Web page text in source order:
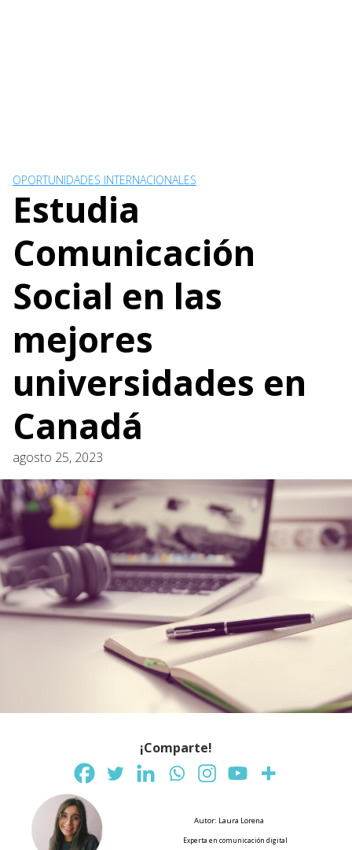
OPORTUNIDADES INTERNACIONALES
Estudia
Comunicación
Social en las
mejores
universidades en
Canadá
agosto 25, 2023
¡Comparte!
Autor: Laura Lorena
Experta en comunicación digital